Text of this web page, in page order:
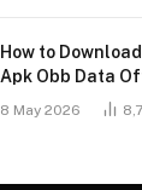
How to Download
Apk Obb Data
8 May 2026